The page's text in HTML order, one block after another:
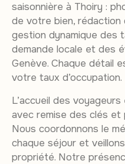
saisonnière à Thoiry :
de votre bien, rédaction
gestion dynamique des
demande locale et des
Genève. Chaque détail
votre taux d’occupation.
L’accueil des
avec remise des clés et
Nous coordonnons le
chaque séjour et
propriété. Notre